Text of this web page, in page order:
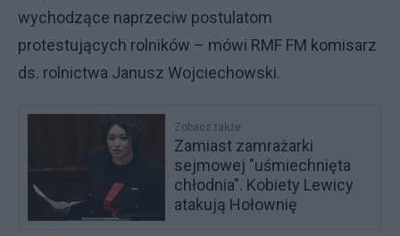
wychodzące naprzeciw postulatom
protestujących rolników – mówi RMF FM komisarz
ds. rolnictwa Janusz Wojciechowski.
Zobacz także
Zamiast zamrażarki
sejmowej "uśmiechnięta
chłodnia". Kobiety Lewicy
atakują Hołownię